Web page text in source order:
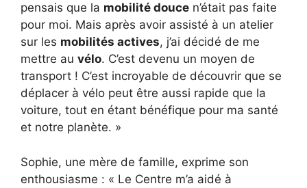
pensais que la mobilité douce n’était pas faite
pour moi. Mais après avoir assisté à un atelier
sur les mobilités actives, j’ai décidé de me
mettre au vélo. C’est devenu un moyen de
transport ! C’est incroyable de découvrir que se
déplacer à vélo peut être aussi rapide que la
voiture, tout en étant bénéfique pour ma santé
et notre planète. »
Sophie, une mère de famille, exprime son
enthousiasme : « Le Centre m’a aidé à